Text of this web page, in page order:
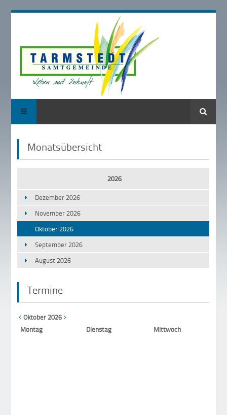
Suche
Monatsübersicht
2026
Dezember 2026
November 2026
Oktober 2026
September 2026
August 2026
Termine
Oktober 2026
Montag Dienstag Mittwoch